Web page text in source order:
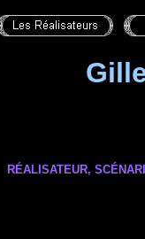
RÉALISATEUR,